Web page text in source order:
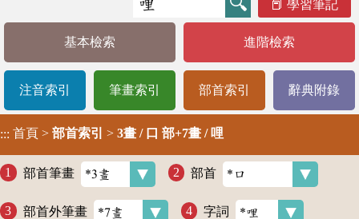
學習筆記
基本檢索 進階檢索
注音索引 筆畫索引 部首索引 辭典附錄
::: 首頁 > 部首索引 > 3畫 / 口 部+7畫 / 哩
部首筆畫 部首
部首外筆畫 字詞